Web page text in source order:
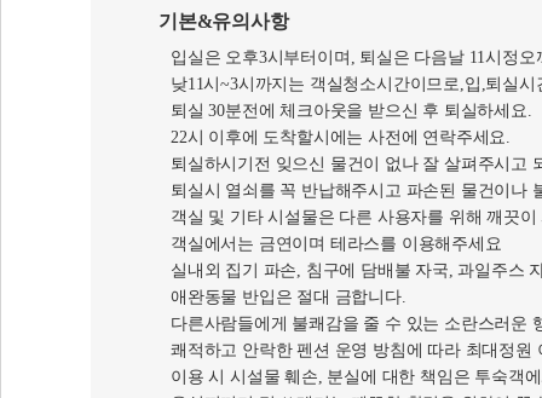
기본&유의사항
입실은 오후3시부터이며, 퇴실은 다음날 11시정오
낮11시~3시까지는 객실청소시간이므로,입,퇴실
퇴실 30분전에 체크아웃을 받으신 후 퇴실하세요.
22시 이후에 도착할시에는 사전에 연락주세요.
퇴실하시기전 잊으신 물건이 없나 잘 살펴주시고
퇴실시 열쇠를 꼭 반납해주시고 파손된 물건이나
객실 및 기타 시설물은 다른 사용자를 위해 깨끗
객실에서는 금연이며 테라스를 이용해주세요
실내외 집기 파손, 침구에 담배불 자국, 과일주스
애완동물 반입은 절대 금합니다.
다른사람들에게 불쾌감을 줄 수 있는 소란스러운
쾌적하고 안락한 펜션 운영 방침에 따라 최대정원
이용 시 시설물 훼손, 분실에 대한 책임은 투숙객